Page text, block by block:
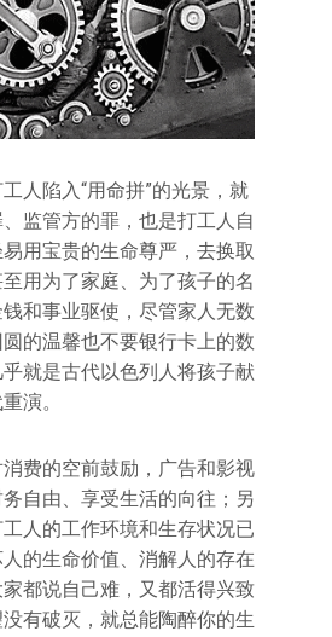
人陷入“用命拼”的光景，就
监管方的罪，也是打工人自
用宝贵的生命尊严，去换取
用为了家庭、为了孩子的名
和事业驱使，尽管家人无数
的温馨也不要银行卡上的数
就是古代以色列人将孩子献
演。
费的空前鼓励，广告和影视
自由、享受生活的向往；另
人的工作环境和生存状况已
的生命价值、消解人的存在
都说自己难，又都活得兴致
有破灭，就总能陶醉你的生